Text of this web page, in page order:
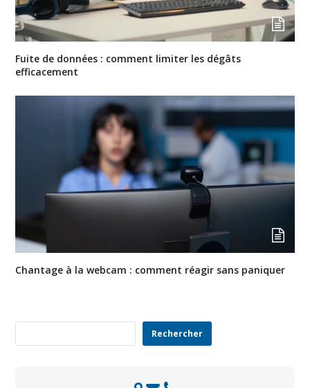
Fuite de données : comment limiter les dégâts
efficacement
Chantage à la webcam : comment réagir sans paniquer
Rechercher